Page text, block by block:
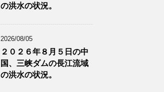
の洪水の状況。
2026/08/05
２０２６年８月５日の中
国、三峡ダムの長江流域
の洪水の状況。